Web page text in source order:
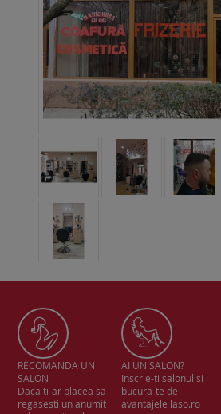
RECOMANDA UN
SALON
Daca ti-ar placea sa
regasesti un anumit
AI UN SALON?
Inscrie-ti salonul si
bucura-te de
avantajele laso.ro